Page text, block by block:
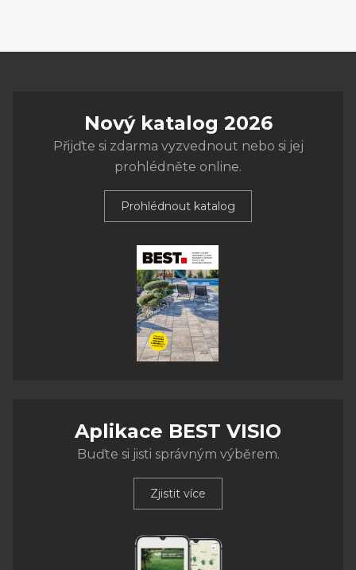
Nový katalog 2026
Přijďte si zdarma vyzvednout nebo si jej
prohlédněte online.
Prohlédnout katalog
Aplikace BEST VISIO
Buďte si jisti správným výběrem.
Zjistit více